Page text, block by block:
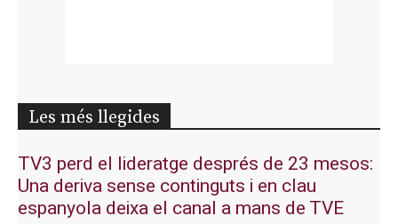
Les més llegides
TV3 perd el lideratge després de 23 mesos:
Una deriva sense continguts i en clau
espanyola deixa el canal a mans de TVE